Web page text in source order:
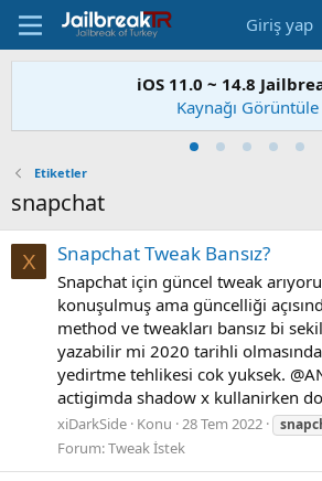
Giriş yap
iOS 11.0 ~ 14.8
Kaynağı Görüntüle
Etiketler
snapchat
X Snapchat Tweak Bansız?
Snapchat için güncel tweak
konuşulmuş ama güncelliği
method ve tweakları bansız bi
yazabilir mi 2020 tarihli
yedirtme tehlikesi cok yuksek.
actigimda shadow x kullanirken
xiDarkSide Konu 28 Tem 2022
Forum:Tweak İstek